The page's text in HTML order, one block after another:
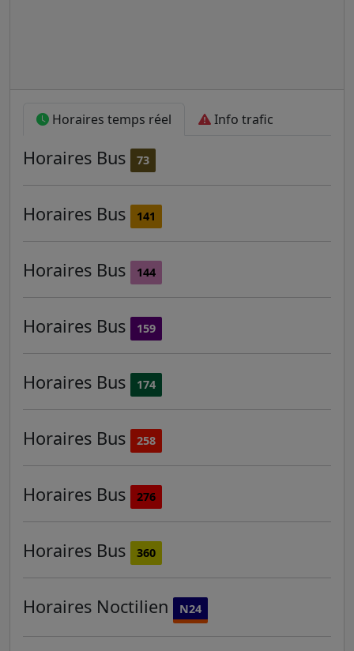
Horaires temps réel Info trafic
Horaires Bus 73
Horaires Bus 141
Horaires Bus 144
Horaires Bus 159
Horaires Bus 174
Horaires Bus 258
Horaires Bus 276
Horaires Bus 360
Horaires Noctilien N24